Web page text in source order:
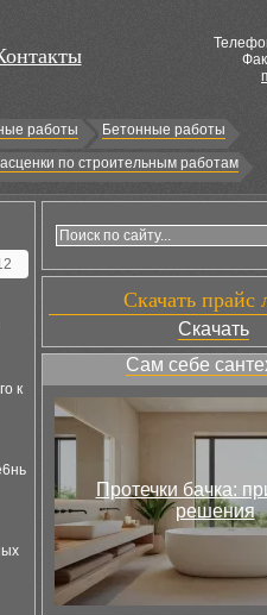
работы
Бетонные работы
по строительным работам
к
Скачать прайс
Скачать
Сам себе
Протечки бачка:
решения